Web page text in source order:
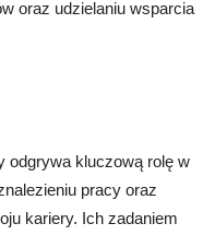
oraz udzielaniu wsparcia
odgrywa kluczową rolę w
pracy oraz
kariery. Ich zadaniem